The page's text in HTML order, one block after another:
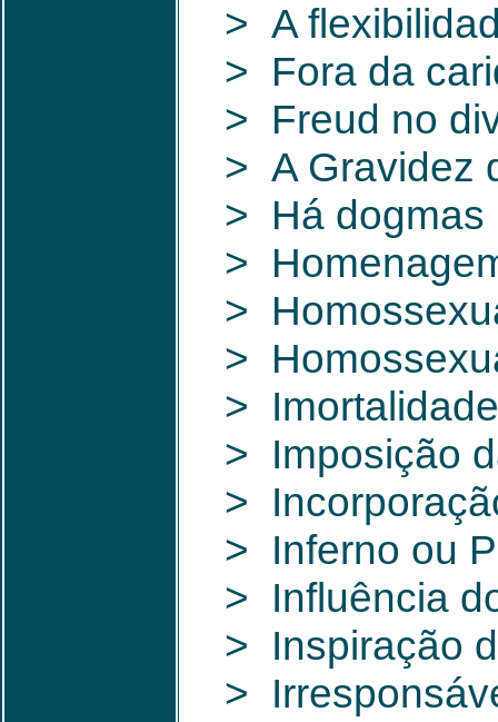
> A
> Fora da
> Freud no
> A Gravidez
> Há dogmas
>
>
>
>
> Imposição
>
> Inferno ou
> Influência
> Inspiração
>